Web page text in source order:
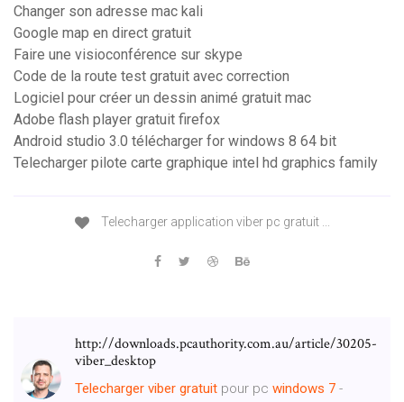
Changer son adresse mac kali
Google map en direct gratuit
Faire une visioconférence sur skype
Code de la route test gratuit avec correction
Logiciel pour créer un dessin animé gratuit mac
Adobe flash player gratuit firefox
Android studio 3.0 télécharger for windows 8 64 bit
Telecharger pilote carte graphique intel hd graphics family
Telecharger application viber pc gratuit ...
http://downloads.pcauthority.com.au/article/30205-
viber_desktop
Telecharger viber gratuit pour pc windows 7 -